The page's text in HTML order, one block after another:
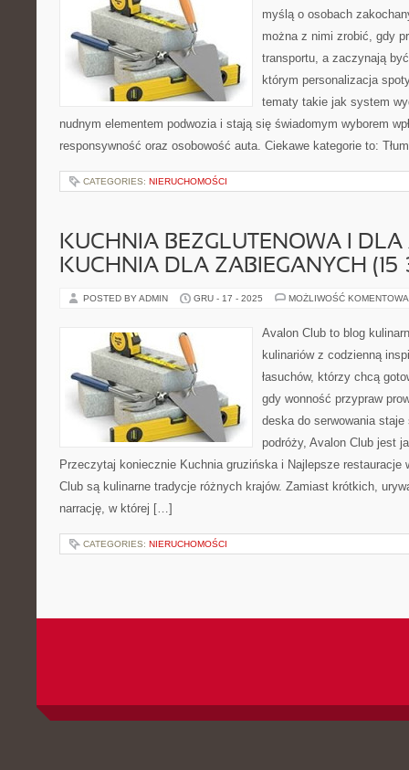
myślą o osobach
można z nimi zrobić, gdy
transportu, a zaczynają
którym personalizacja
tematy takie jak system
nudnym elementem podwozia i stają się świadomym wyborem
responsywność oraz osobowość auta. Ciekawe kategorie to:
CATEGORIES: NIERUCHOMOŚCI
KUCHNIA BEZGLUTENOWA I DLA
KUCHNIA DLA ZABIEGANYCH
POSTED BY ADMIN GRU - 17 - 2025 MOŻLIWOŚĆ
Avalon Club to blog
kulinariów z codzienną
łasuchów, którzy chcą
gdy wonność przypraw
deska do serwowania
podróży, Avalon Club jest
Przeczytaj koniecznie Kuchnia gruzińska i Najlepsze restauracje
Club są kulinarne tradycje różnych krajów. Zamiast krótkich,
narrację, w której […]
CATEGORIES: NIERUCHOMOŚCI